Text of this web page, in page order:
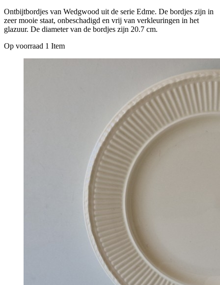
Ontbijtbordjes van Wedgwood uit de serie Edme. De bordjes zijn in
zeer mooie staat, onbeschadigd en vrij van verkleuringen in het
glazuur. De diameter van de bordjes zijn 20.7 cm.
Op voorraad 1 Item